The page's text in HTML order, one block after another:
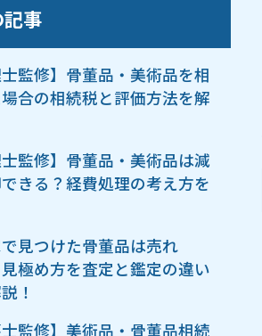
事
士監修】骨董品・美術品を相
合の相続税と評価方法を解
士監修】骨董品・美術品は減
きる？経費処理の考え方を
で見つけた骨董品は売れ
極め方を査定と鑑定の違い
！
士監修】美術品・骨董品相続